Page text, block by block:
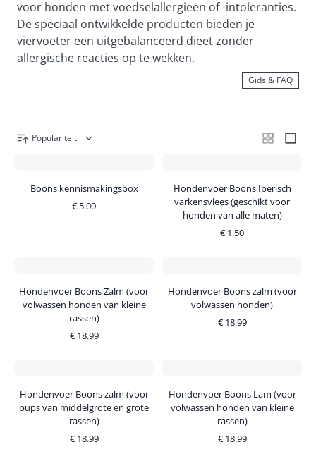
voor honden met voedselallergieën of -intoleranties.
De speciaal ontwikkelde producten bieden je
viervoeter een uitgebalanceerd dieet zonder
allergische reacties op te wekken.
Gids & FAQ
Populariteit
Boons kennismakingsbox
€ 5.00
Hondenvoer Boons Iberisch
varkensvlees (geschikt voor
honden van alle maten)
€ 1.50
Hondenvoer Boons Zalm (voor
volwassen honden van kleine
rassen)
€ 18.99
Hondenvoer Boons zalm (voor
volwassen honden)
€ 18.99
Hondenvoer Boons zalm (voor
pups van middelgrote en grote
rassen)
€ 18.99
Hondenvoer Boons Lam (voor
volwassen honden van kleine
rassen)
€ 18.99